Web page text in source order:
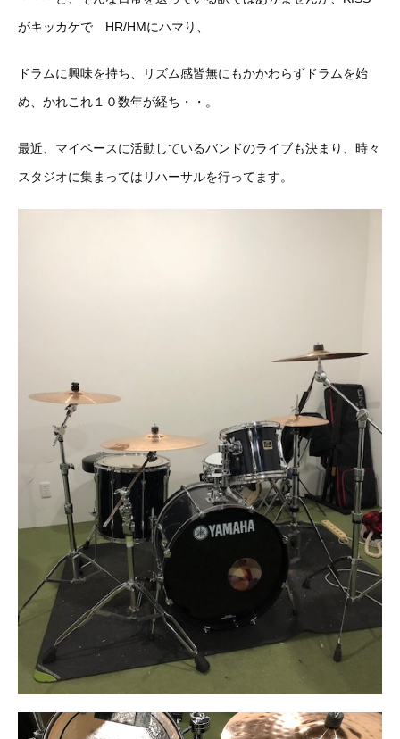
がキッカケで HR/HMにハマり、
ドラムに興味を持ち、リズム感皆無にもかかわらずドラムを始
め、かれこれ１０数年が経ち・・。
最近、マイペースに活動しているバンドのライブも決まり、時々
スタジオに集まってはリハーサルを行ってます。